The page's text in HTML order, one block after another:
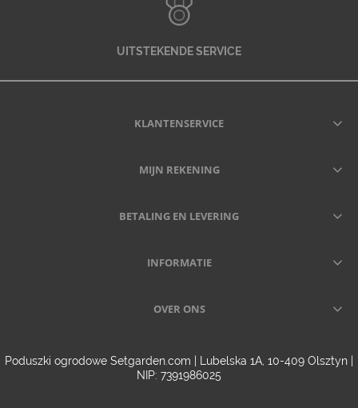
UITSTEKENDE SERVICE
KLANTENSERVICE
MIJN REKENING
BETALING EN LEVERING
INFORMATIE
OVER ONS
Poduszki ogrodowe Setgarden.com | Lubelska 1A, 10-409 Olsztyn |
NIP: 7391986025